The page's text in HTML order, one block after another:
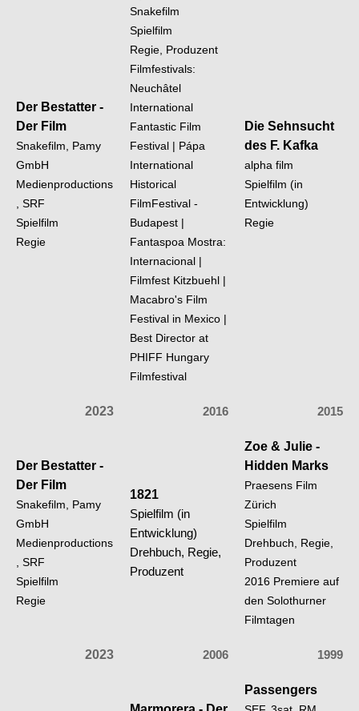
Der Bestatter -
Der Film
Snakefilm, Pamy
GmbH
Medienproductions
, SRF
Spielfilm
Regie
Snakefilm
Spielfilm
Regie, Produzent
Filmfestivals:
Neuchâtel
International
Fantastic Film
Festival | Pápa
International
Historical
FilmFestival -
Budapest |
Fantaspoa Mostra:
Internacional |
Filmfest Kitzbuehl |
Macabro's Film
Festival in Mexico |
Best Director at
PHIFF Hungary
Filmfestival
Die Sehnsucht
des F. Kafka
alpha film
Spielfilm (in
Entwicklung)
Regie
2023 2016 2015
Der Bestatter -
Der Film
Snakefilm, Pamy
GmbH
Medienproductions
, SRF
Spielfilm
Regie
1821
Spielfilm (in
Entwicklung)
Drehbuch, Regie,
Produzent
Zoe & Julie -
Hidden Marks
Praesens Film
Zürich
Spielfilm
Drehbuch, Regie,
Produzent
2016 Premiere auf
den Solothurner
Filmtagen
2023 2006 1999
Passengers